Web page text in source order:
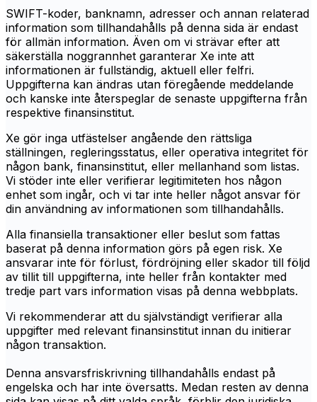
SWIFT-koder, banknamn, adresser och annan relaterad
information som tillhandahålls på denna sida är endast
för allmän information. Även om vi strävar efter att
säkerställa noggrannhet garanterar Xe inte att
informationen är fullständig, aktuell eller felfri.
Uppgifterna kan ändras utan föregående meddelande
och kanske inte återspeglar de senaste uppgifterna från
respektive finansinstitut.
Xe gör inga utfästelser angående den rättsliga
ställningen, regleringsstatus, eller operativa integritet för
någon bank, finansinstitut, eller mellanhand som listas.
Vi stöder inte eller verifierar legitimiteten hos någon
enhet som ingår, och vi tar inte heller något ansvar för
din användning av informationen som tillhandahålls.
Alla finansiella transaktioner eller beslut som fattas
baserat på denna information görs på egen risk. Xe
ansvarar inte för förlust, fördröjning eller skador till följd
av tillit till uppgifterna, inte heller från kontakter med
tredje part vars information visas på denna webbplats.
Vi rekommenderar att du självständigt verifierar alla
uppgifter med relevant finansinstitut innan du initierar
någon transaktion.
Denna ansvarsfriskrivning tillhandahålls endast på
engelska och har inte översatts. Medan resten av denna